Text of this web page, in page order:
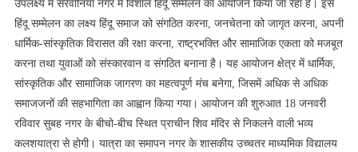
जनवरी
को
विशाल
हिंदू
सम्मेलन,
प्रतिदिन
हो
उपलक्ष्य में सरवानिया नगर में विशाल हिंदू सम्मेलन का आयोजन किया जा रहा है। इस
हिंदू सम्मेलन का लक्ष्य हिंदू समाज को संगठित करना, जनचेतना को जागृत करना, अपनी
धार्मिक-सांस्कृतिक विरासत की रक्षा करना, राष्ट्रभक्ति और सामाजिक एकता को मजबूत
करना तथा युवाओं को संस्कारवान व संगठित बनाना है। यह आयोजन क्षेत्र में धार्मिक,
सांस्कृतिक और सामाजिक जागरण का महत्वपूर्ण मंच बनेगा, जिसमें अधिक से अधिक
समाजजनों की सहभागिता का आह्वान किया गया। आयोजन की शुरुआत 18 जनवरी
रविवार सुबह नगर के बीचो-बीच स्थित प्राचीन शिव मंदिर से निकलने वाली भव्य
कलशयात्रा से होगी। यात्रा का समापन नगर के शासकीय उच्चतर माध्यमिक विद्यालय